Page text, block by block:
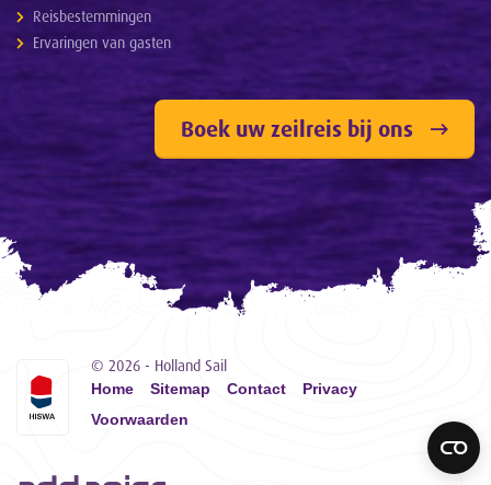
Reisbestemmingen
Ervaringen van gasten
Boek uw zeilreis bij ons
© 2026 - Holland Sail
Home Sitemap Contact
Privacy
Voorwaarden